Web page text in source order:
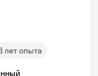
лет опыта